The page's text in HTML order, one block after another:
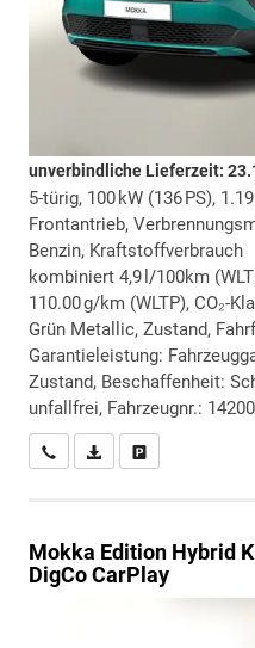
unverbindliche Lieferzeit:
5-türig, 100 kW (136 PS),
Frontantrieb,
Benzin, Kraftstoffverbrauch
kombiniert 4,9 l/100km
110.00 g/km (WLTP), CO₂-
Grün Metallic, Zustand,
Garantieleistung:
Zustand, Beschaffenheit:
unfallfrei, Fahrzeugnr.:
Wir rufen Sie an
PDF-Datei,
Mokka Edition Hybrid
DigCo CarPlay